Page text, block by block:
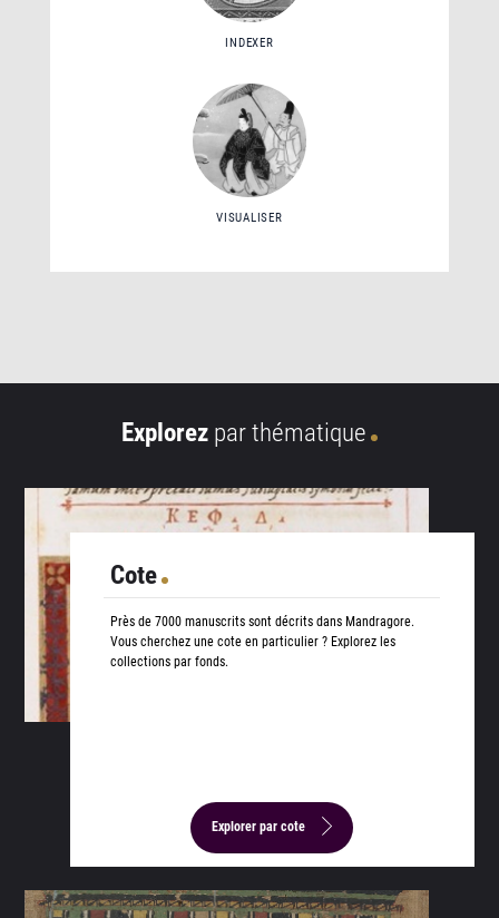
INDEXER
VISUALISER
Explorez par thématique
Cote
Près de 7000 manuscrits sont décrits dans Mandragore.
Vous cherchez une cote en particulier ? Explorez les
collections par fonds.
Explorer par cote